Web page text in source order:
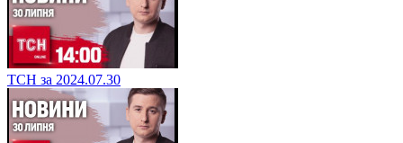
ТСН за 2024.07.30